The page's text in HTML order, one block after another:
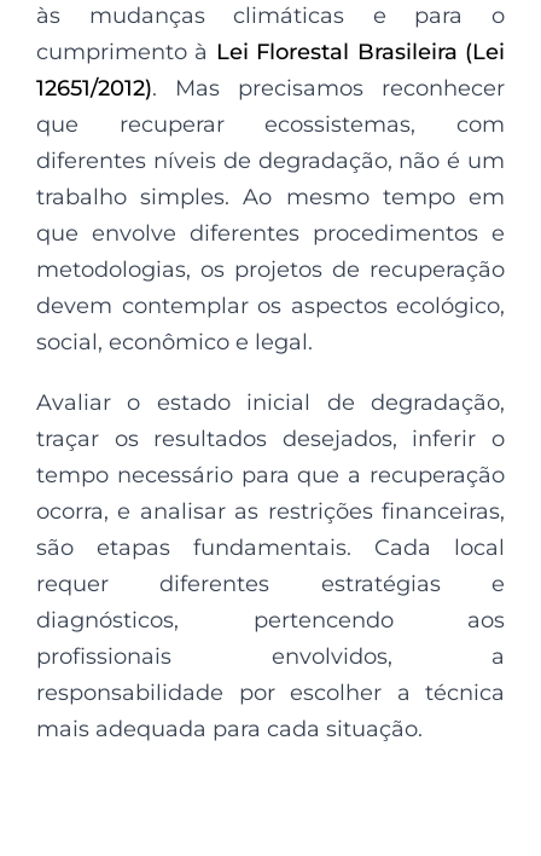
às mudanças climáticas e para o
cumprimento à Lei Florestal Brasileira (Lei
12651/2012). Mas precisamos reconhecer
que recuperar ecossistemas, com
diferentes níveis de degradação, não é um
trabalho simples. Ao mesmo tempo em
que envolve diferentes procedimentos e
metodologias, os projetos de recuperação
devem contemplar os aspectos ecológico,
social, econômico e legal.
Avaliar o estado inicial de degradação,
traçar os resultados desejados, inferir o
tempo necessário para que a recuperação
ocorra, e analisar as restrições financeiras,
são etapas fundamentais. Cada local
requer diferentes estratégias e
diagnósticos, pertencendo aos
profissionais envolvidos, a
responsabilidade por escolher a técnica
mais adequada para cada situação.